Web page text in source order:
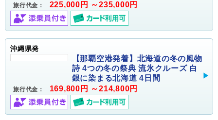
旅行代金： 225,000円 ～235,000円
沖縄県発
【那覇空港発着】北海道の冬の風物
詩 4つの冬の祭典 流氷クルーズ 白
銀に染まる北海道 4日間
旅行代金： 169,800円 ～214,800円